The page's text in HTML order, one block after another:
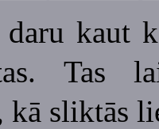
daru kaut
Tas
kā sliktās